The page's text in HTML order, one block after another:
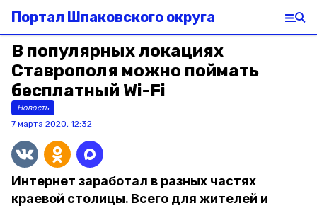
Портал Шпаковского округа
В популярных локациях
Ставрополя можно поймать
бесплатный Wi-Fi
Новость
7 марта 2020, 12:32
Интернет заработал в разных частях
краевой столицы. Всего для жителей и